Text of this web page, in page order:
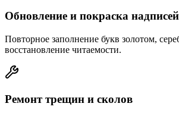
Обновление и покраска надписей
Повторное заполнение букв золотом,
восстановление читаемости.
Ремонт трещин и сколов